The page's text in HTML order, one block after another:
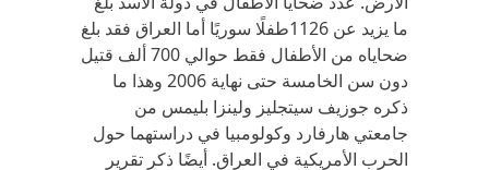
ما يزيد عن 1126طفلًا سوريًا أما العراق فقد بلغ
ضحاياه من الأطفال فقط حوالي 700 ألف قتيل
دون سن الخامسة حتى نهاية 2006 وهذا ما
ذكره جوزيف سيتجليز ولينزا بليمس من
جامعتي هارفارد وكولومبيا في دراستهما حول
الحرب الأمريكية في العراق. أيضًا ذكر تقرير